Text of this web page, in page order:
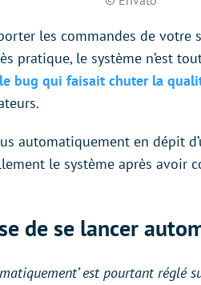
les commandes de votre
pratique, le système n’est
le bug qui faisait chuter la
automatiquement en dépit
le système après avoir
de se lancer
est pourtant réglé